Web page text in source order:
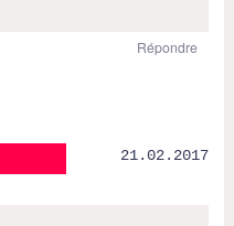
Répondre
21.02.2017